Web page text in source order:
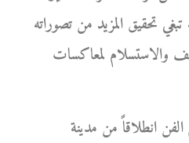
تبغي تحقيق المزيد من تصوراته
والاستسلام لمعاكسات
الفن انطلاقاً من مدينة